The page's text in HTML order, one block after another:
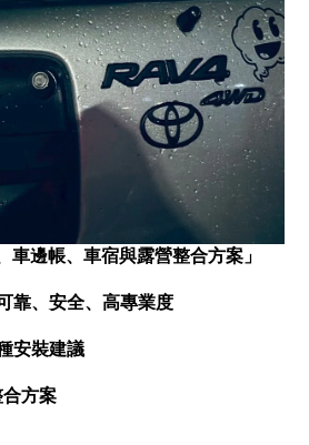
車邊帳、車宿與露營整合方案」
靠、安全、高專業度
安裝建議
方案